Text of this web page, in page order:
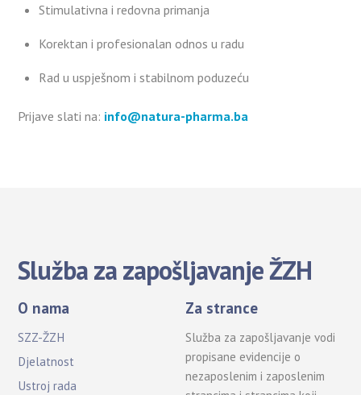
Stimulativna i redovna primanja
Korektan i profesionalan odnos u radu
Rad u uspješnom i stabilnom poduzeću
Prijave slati na: info@natura-pharma.ba
Služba za zapošljavanje ŽZH
O nama
SZZ-ŽZH
Djelatnost
Ustroj rada
Za strance
Služba za zapošljavanje vodi
propisane evidencije o
nezaposlenim i zaposlenim